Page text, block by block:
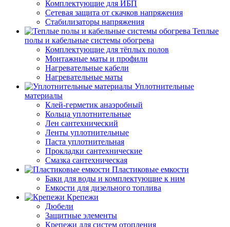
Комплектующие для ИБП
Сетевая защита от скачков напряжения
Стабилизаторы напряжения
Теплые
полы и кабельные системы обогрева
Комплектующие для тёплых полов
Монтажные маты и профили
Нагревательные кабели
Нагревательные маты
Уплотнительные
материалы
Клей-герметик анаэробный
Кольца уплотнительные
Лен сантехнический
Ленты уплотнительные
Паста уплотнительная
Прокладки сантехнические
Смазка сантехническая
Пластиковые емкости
Баки для воды и комплектующие к ним
Емкости для дизельного топлива
Крепежи
Дюбели
Защитные элементы
Крепежи для систем отопления